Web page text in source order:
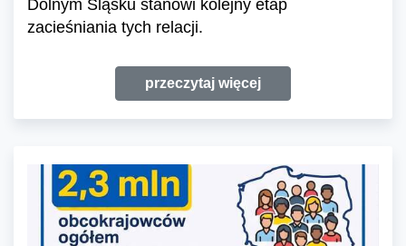
Dolnym Śląsku stanowi kolejny etap
zacieśniania tych relacji.
przeczytaj więcej